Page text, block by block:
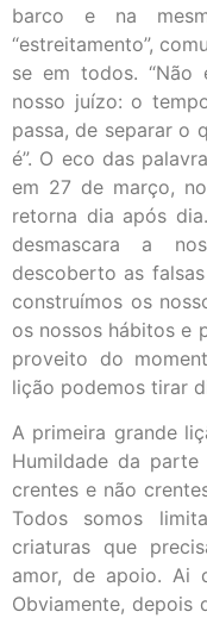
barco e na
“estreitamento”,
se em todos.
nosso juízo: o
passa, de separar o
é”. O eco das
em 27 de março,
retorna dia após
desmascara a
descoberto as
construímos os
os nossos hábitos e
proveito do
lição podemos tirar
A primeira grande
Humildade da
crentes e não
Todos somos
criaturas que
amor, de apoio. Ai
Obviamente, depois